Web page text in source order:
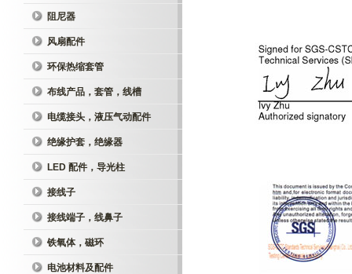
阻尼器
风扇配件
环保热缩套管
布线产品，套管，线槽
电缆接头，液压气动配件
绝缘护套，绝缘器
LED 配件，导光柱
接线子
接线端子，线鼻子
铁氧体，磁环
电池材料及配件